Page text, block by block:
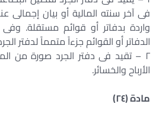
فى آخر سنته المالية أو بيان إجمالى
واردة بدفاتر أو قوائم مستقلة. وفى
الدفاتر أو القوائم جزءاً متمماً لدفتر
٢ – تقيد فى دفتر الجرد صورة من
الأرباح والخسائر.
مادة (٢٤)